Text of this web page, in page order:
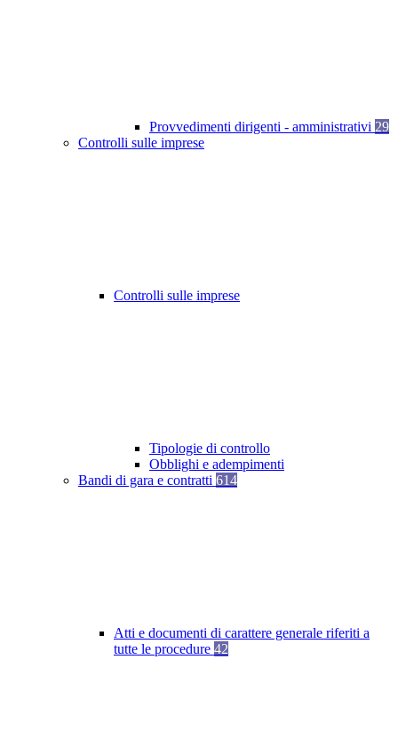
Provvedimenti dirigenti - amministrativi 29
Controlli sulle imprese
Controlli sulle imprese
Tipologie di controllo
Obblighi e adempimenti
Bandi di gara e contratti 614
Atti e documenti di carattere generale riferiti a
tutte le procedure 42